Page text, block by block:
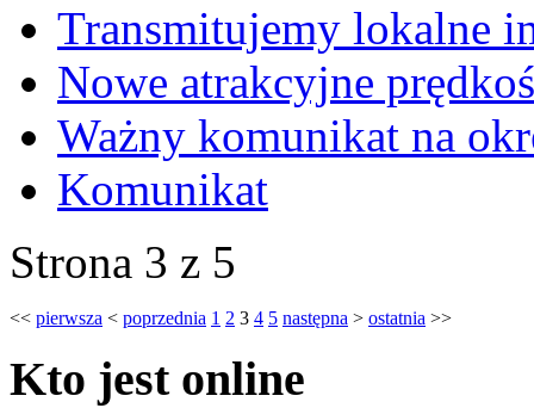
Transmitujemy lokalne
Nowe atrakcyjne
Ważny komunikat na
Komunikat
Strona 3 z 5
<< pierwsza < poprzednia 1 2 3 4 5 następna > ostatnia >>
Kto jest online